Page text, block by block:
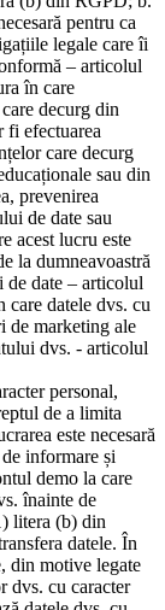
pentru ca
legale care îi
– articolul
în care
decurg din
fi efectuarea
care decurg
sau din
prevenirea
de date sau
acest lucru este
la dumneavoastră
de date – articolul
datele dvs. cu
de marketing ale
dvs. - articolul
personal,
de a limita
este necesară
informare și
demo la care
înainte de
litera (b) din
datele. În
din motive legate
dvs. cu caracter